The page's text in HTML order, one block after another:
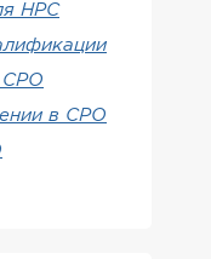
НРС
СРО
в СРО